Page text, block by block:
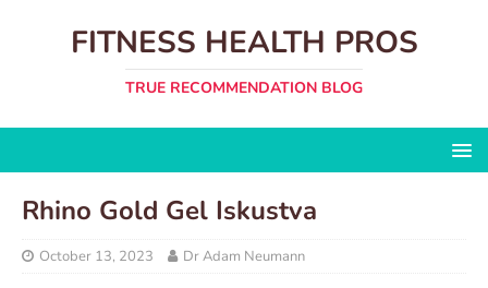
FITNESS HEALTH PROS
TRUE RECOMMENDATION BLOG
Rhino Gold Gel Iskustva
October 13, 2023 Dr Adam Neumann